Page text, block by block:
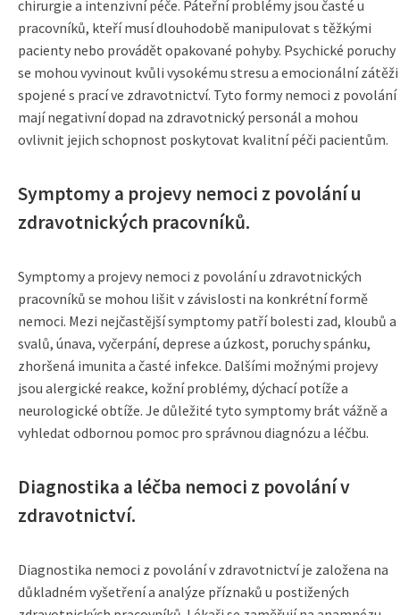
chirurgie a intenzivní péče. Páteřní problémy jsou časté u
pracovníků, kteří musí dlouhodobě manipulovat s těžkými
pacienty nebo provádět opakované pohyby. Psychické poruchy
se mohou vyvinout kvůli vysokému stresu a emocionální zátěži
spojené s prací ve zdravotnictví. Tyto formy nemoci z povolání
mají negativní dopad na zdravotnický personál a mohou
ovlivnit jejich schopnost poskytovat kvalitní péči pacientům.
Symptomy a projevy nemoci z povolání u
zdravotnických pracovníků.
Symptomy a projevy nemoci z povolání u zdravotnických
pracovníků se mohou lišit v závislosti na konkrétní formě
nemoci. Mezi nejčastější symptomy patří bolesti zad, kloubů a
svalů, únava, vyčerpání, deprese a úzkost, poruchy spánku,
zhoršená imunita a časté infekce. Dalšími možnými projevy
jsou alergické reakce, kožní problémy, dýchací potíže a
neurologické obtíže. Je důležité tyto symptomy brát vážně a
vyhledat odbornou pomoc pro správnou diagnózu a léčbu.
Diagnostika a léčba nemoci z povolání v
zdravotnictví.
Diagnostika nemoci z povolání v zdravotnictví je založena na
důkladném vyšetření a analýze příznaků u postižených